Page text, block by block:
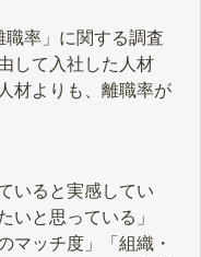
率」に関する調査
して入社した人材
材よりも、離職率が
いると実感してい
いと思っている」
マッチ度」「組織・